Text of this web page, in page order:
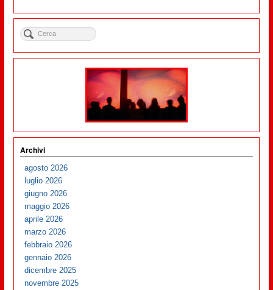
Archivi
agosto 2026
luglio 2026
giugno 2026
maggio 2026
aprile 2026
marzo 2026
febbraio 2026
gennaio 2026
dicembre 2025
novembre 2025